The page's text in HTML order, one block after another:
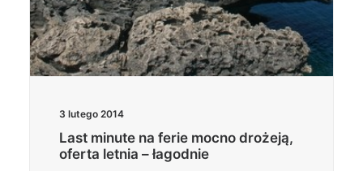
3 lutego 2014
Last minute na ferie mocno drożeją,
oferta letnia – łagodnie